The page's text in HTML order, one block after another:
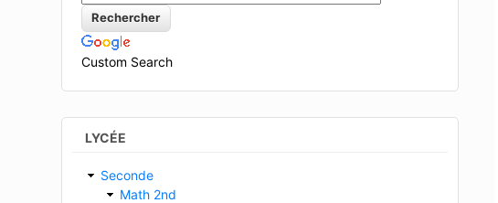
Custom Search
LYCÉE
Seconde
Math 2nd